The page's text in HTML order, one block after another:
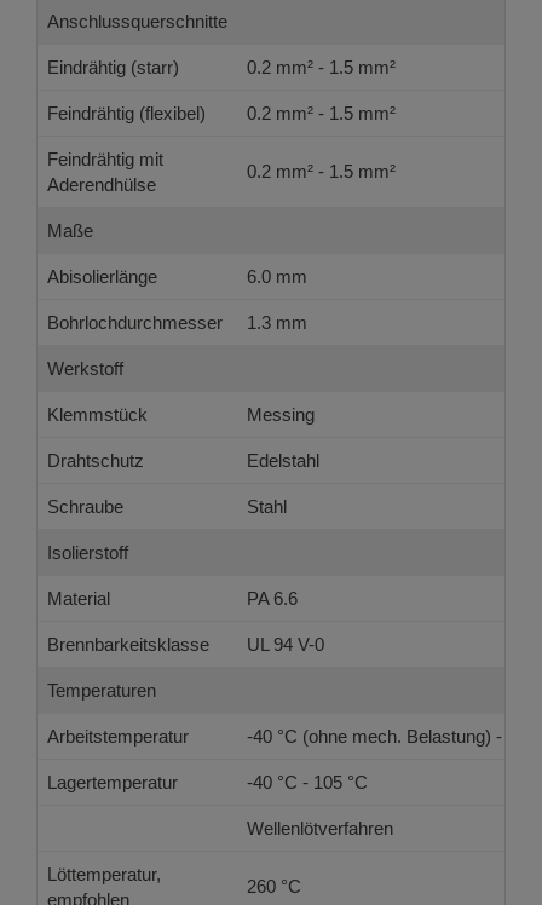
Anschlussquerschnitte
Eindrähtig (starr) 0.2 mm² - 1.5 mm²
Feindrähtig (flexibel) 0.2 mm² - 1.5 mm²
Feindrähtig mit
Aderendhülse
0.2 mm² - 1.5 mm²
Maße
Abisolierlänge 6.0 mm
Bohrlochdurchmesser 1.3 mm
Werkstoff
Klemmstück Messing
Drahtschutz Edelstahl
Schraube Stahl
Isolierstoff
Material PA 6.6
Brennbarkeitsklasse UL 94 V-0
Temperaturen
Arbeitstemperatur -40 °C (ohne mech. Belastung) - 105
Lagertemperatur -40 °C - 105 °C
Wellenlötverfahren
Löttemperatur,
empfohlen
260 °C